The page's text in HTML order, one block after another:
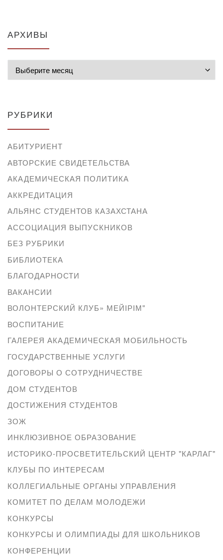
АРХИВЫ
РУБРИКИ
АБИТУРИЕНТ
АВТОРСКИЕ СВИДЕТЕЛЬСТВА
АКАДЕМИЧЕСКАЯ ПОЛИТИКА
АККРЕДИТАЦИЯ
АЛЬЯНС СТУДЕНТОВ КАЗАХСТАНА
АССОЦИАЦИЯ ВЫПУСКНИКОВ
БЕЗ РУБРИКИ
БИБЛИОТЕКА
БЛАГОДАРНОСТИ
ВАКАНСИИ
ВОЛОНТЕРСКИЙ КЛУБ» МЕЙІРІМ"
ВОСПИТАНИЕ
ГАЛЕРЕЯ АКАДЕМИЧЕСКАЯ МОБИЛЬНОСТЬ
ГОСУДАРСТВЕННЫЕ УСЛУГИ
ДОГОВОРЫ О СОТРУДНИЧЕСТВЕ
ДОМ СТУДЕНТОВ
ДОСТИЖЕНИЯ СТУДЕНТОВ
ЗОЖ
ИНКЛЮЗИВНОЕ ОБРАЗОВАНИЕ
ИСТОРИКО-ПРОСВЕТИТЕЛЬСКИЙ ЦЕНТР "КАРЛАГ"
КЛУБЫ ПО ИНТЕРЕСАМ
КОЛЛЕГИАЛЬНЫЕ ОРГАНЫ УПРАВЛЕНИЯ
КОМИТЕТ ПО ДЕЛАМ МОЛОДЕЖИ
КОНКУРСЫ
КОНКУРСЫ И ОЛИМПИАДЫ ДЛЯ ШКОЛЬНИКОВ
КОНФЕРЕНЦИИ